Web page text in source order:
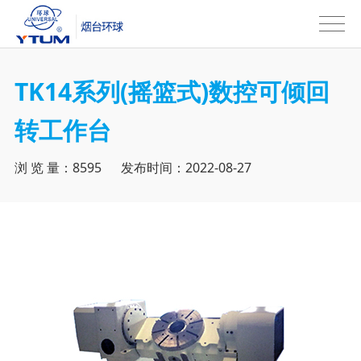
TK14系列(摇篮式)数控可倾回
转工作台
浏 览 量：8595 发布时间：2022-08-27